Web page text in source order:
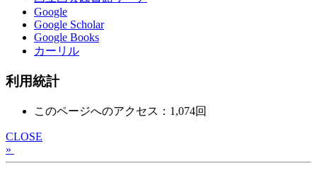
Google
Google Scholar
Google Books
カーリル
利用統計
このページへのアクセス：1,074回
CLOSE
»